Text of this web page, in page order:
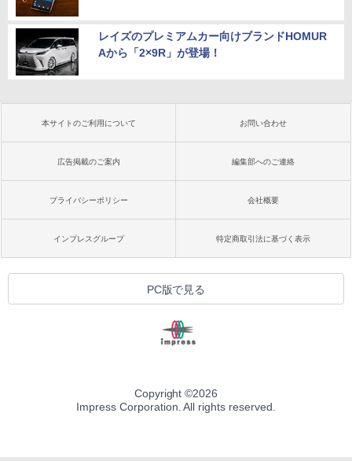
レイズのプレミアムカー向けブランドHOMUR
Aから「2×9R」が登場！
本サイトのご利用について お問い合わせ
広告掲載のご案内 編集部へのご連絡
プライバシーポリシー 会社概要
インプレスグループ 特定商取引法に基づく表示
PC版で見る
Copyright ©2026
Impress Corporation. All rights reserved.